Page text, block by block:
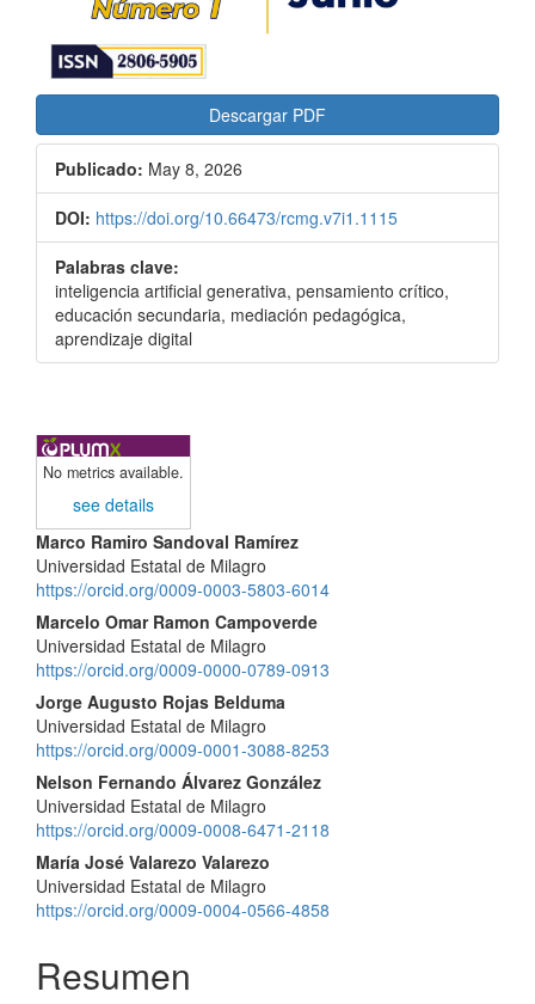
Descargar PDF
Publicado: May 8, 2026
DOI: https://doi.org/10.66473/rcmg.v7i1.1115
Palabras clave:
inteligencia artificial generativa, pensamiento crítico,
educación secundaria, mediación pedagógica,
aprendizaje digital
No metrics available.
see details
Contenido
principal
del
artículo
Marco Ramiro Sandoval Ramírez
Universidad Estatal de Milagro
https://orcid.org/0009-0003-5803-6014
Marcelo Omar Ramon Campoverde
Universidad Estatal de Milagro
https://orcid.org/0009-0000-0789-0913
Jorge Augusto Rojas Belduma
Universidad Estatal de Milagro
https://orcid.org/0009-0001-3088-8253
Nelson Fernando Álvarez González
Universidad Estatal de Milagro
https://orcid.org/0009-0008-6471-2118
María José Valarezo Valarezo
Universidad Estatal de Milagro
https://orcid.org/0009-0004-0566-4858
Resumen